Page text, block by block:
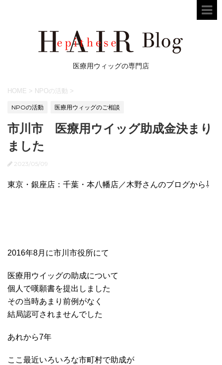
医療用ウィッグの専門店
HOME > NPOの活動 >
NPOの活動 医療用ウィッグのご相談
市川市 医療用ウイッグ助成金決まり
ました
2023/05/09
東京・銀座店：千葉・本八幡店／木野さんのブログから⇩
2016年8月に市川市役所にて
医療用ウイッグの助成について
個人で嘆願書を提出しました
その当時あまり前例がなく
結局認可されませんでした
あれから7年
ここ最近いろいろな市町村で助成が